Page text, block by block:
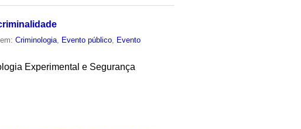
Criminologia Evento público
Evento
Experimental e Segurança